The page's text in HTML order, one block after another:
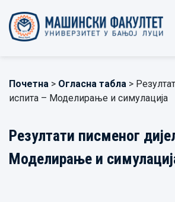
Почетна > Огласна табла >
испита – Моделирање и симулација
Резултати писменог
Моделирање и